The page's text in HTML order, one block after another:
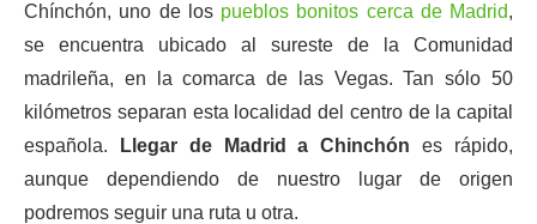
Chínchón, uno de los pueblos bonitos cerca de Madrid,
se encuentra ubicado al sureste de la Comunidad
madrileña, en la comarca de las Vegas. Tan sólo 50
kilómetros separan esta localidad del centro de la capital
española.
Llegar de Madrid a Chinchón es rápido,
aunque dependiendo de nuestro lugar de origen
podremos seguir una ruta u otra.